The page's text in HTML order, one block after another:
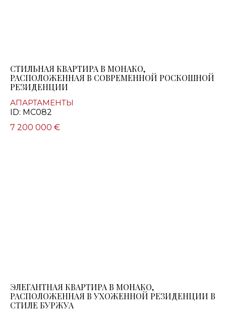
СТИЛЬНАЯ КВАРТИРА В МОНАКО,
РАСПОЛОЖЕННАЯ В СОВРЕМЕННОЙ РОСКОШНОЙ
РЕЗИДЕНЦИИ
АПАРТАМЕНТЫ
ID: MC082
7 200 000 €
ЭЛЕГАНТНАЯ КВАРТИРА В МОНАКО,
РАСПОЛОЖЕННАЯ В УХОЖЕННОЙ РЕЗИДЕНЦИИ В
СТИЛЕ БУРЖУА